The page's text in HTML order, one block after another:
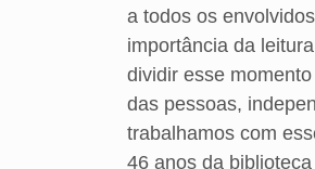
a todos os
importância da
dividir esse
das pessoas,
trabalhamos com
46 anos da